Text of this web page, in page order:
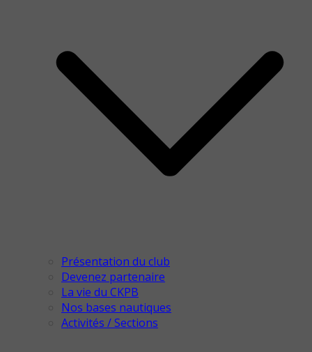
Présentation du club
Devenez partenaire
La vie du CKPB
Nos bases nautiques
Activités / Sections